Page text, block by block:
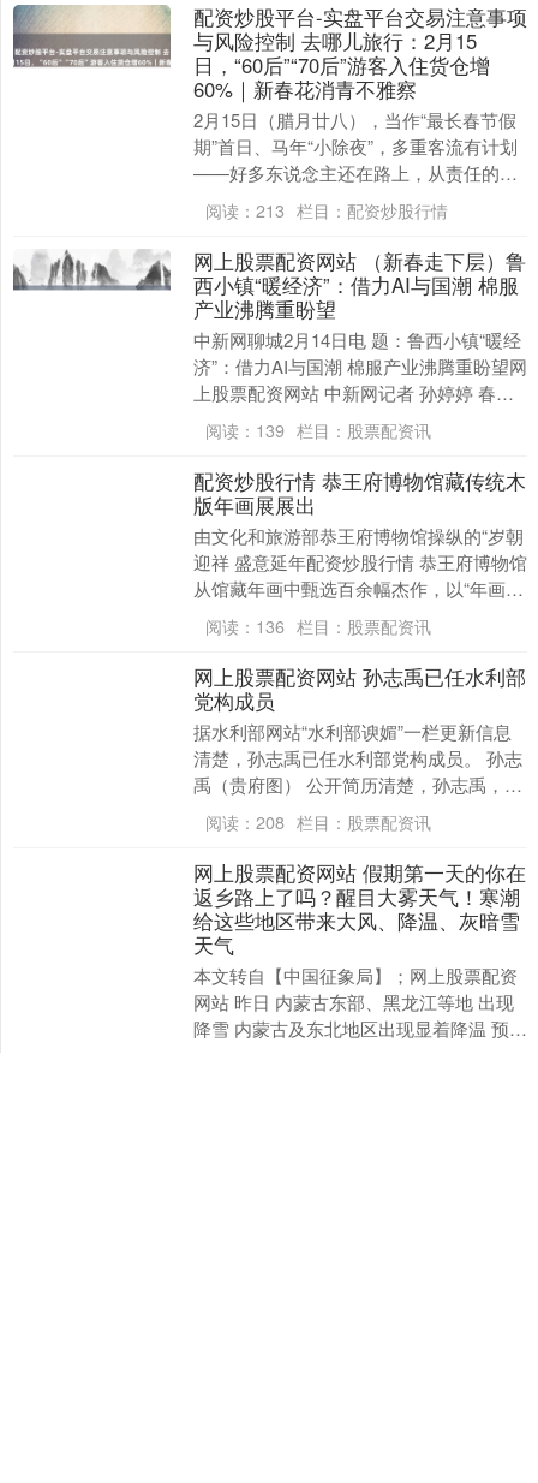
配资炒股平台-实盘平台交易注意事项
与风险控制 去哪儿旅行：2月15
日，“60后”“70后”游客入住货仓增
60%｜新春花消青不雅察
2月15日（腊月廿八），当作“最长春节假
期”首日、马年“小除夜”，多重客流有计划
——好多东说念主还在路上，从责任的城
市赶往家的标的；而一批“60后”“70后”游....
阅读： 213 栏目： 配资炒股行情
网上股票配资网站 （新春走下层）鲁
西小镇“暖经济”：借力AI与国潮 棉服
产业沸腾重盼望
中新网聊城2月14日电 题：鲁西小镇“暖经
济”：借力AI与国潮 棉服产业沸腾重盼望网
上股票配资网站 中新网记者 孙婷婷 春节
周边，走进山东任何一个年货大集，服
装....
阅读： 139 栏目： 股票配资讯
配资炒股行情 恭王府博物馆藏传统木
版年画展展出
由文化和旅游部恭王府博物馆操纵的“岁朝
迎祥 盛意延年配资炒股行情 恭王府博物馆
从馆藏年画中甄选百余幅杰作，以“年画过
年”为主题，通过“瑞彩临门”“迎祥纳
福”“岁....
阅读： 136 栏目： 股票配资讯
网上股票配资网站 孙志禹已任水利部
党构成员
据水利部网站“水利部谀媚”一栏更新信息
清楚，孙志禹已任水利部党构成员。 孙志
禹（贵府图） 公开简历清楚，孙志禹，
1968年5月降生，商榷生学历，工学博士
学位，中....
阅读： 208 栏目： 股票配资讯
网上股票配资网站 假期第一天的你在
返乡路上了吗？醒目大雾天气！寒潮
给这些地区带来大风、降温、灰暗雪
天气
本文转自【中国征象局】；网上股票配资
网站 昨日 内蒙古东部、黑龙江等地 出现
降雪 内蒙古及东北地区出现显着降温 预